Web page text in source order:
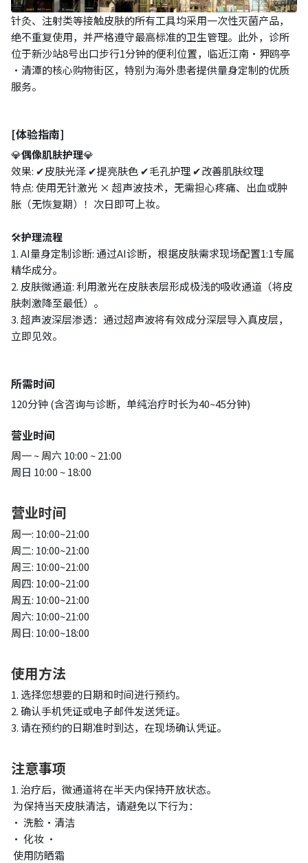
针灸、注射类等接触皮肤的所有工具均采用一次性灭菌产品，
绝不重复使用，并严格遵守最高标准的卫生管理。此外，诊所
位于新沙站8号出口步行1分钟的便利位置，临近江南·狎鸥亭
·清潭的核心购物街区，特别为海外患者提供量身定制的优质
服务。
[体验指南]
💎偶像肌肤护理💎
效果: ✔皮肤光泽 ✔提亮肤色 ✔毛孔护理 ✔改善肌肤纹理
特点: 使用无针激光 × 超声波技术，无需担心疼痛、出血或肿
胀（无恢复期）！次日即可上妆。
🛠护理流程
1. AI量身定制诊断: 通过AI诊断，根据皮肤需求现场配置1:1专属
精华成分。
2. 皮肤微通道: 利用激光在皮肤表层形成极浅的吸收通道（将皮
肤刺激降至最低）。
3. 超声波深层渗透：通过超声波将有效成分深层导入真皮层，
立即见效。
所需时间
120分钟 (含咨询与诊断，单纯治疗时长为40~45分钟)
营业时间
周一 ~ 周六 10:00 ~ 21:00
周日 10:00 ~ 18:00
营业时间
周一: 10:00~21:00
周二: 10:00~21:00
周三: 10:00~21:00
周四: 10:00~21:00
周五: 10:00~21:00
周六: 10:00~21:00
周日: 10:00~18:00
使用方法
1. 选择您想要的日期和时间进行预约。
2. 确认手机凭证或电子邮件发送凭证。
3. 请在预约的日期准时到达，在现场确认凭证。
注意事项
1. 治疗后，微通道将在半天内保持开放状态。
为保持当天皮肤清洁，请避免以下行为：
· 洗脸・清洁
· 化妆 ·
使用防晒霜